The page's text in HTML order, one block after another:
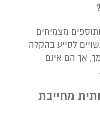
מצמיחים
לסייע בהקלה
אך הם אינם
מחייבת